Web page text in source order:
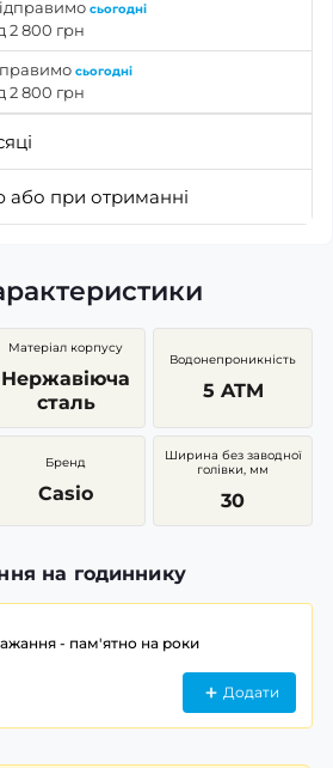
сьогодні
2 800 грн
сьогодні
2 800 грн
або при отриманні
Матеріал корпусу
Нержавіюча
сталь
Водонепроникність
5 ATM
Бренд
Casio
Ширина без заводної
голівки, мм
30
на годиннику
- пам'ятно на роки
Додати